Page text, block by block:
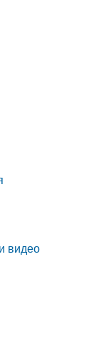
видео